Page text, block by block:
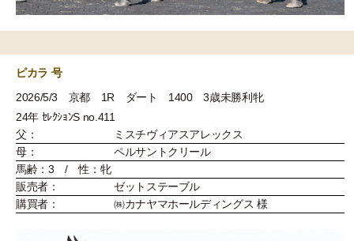
ピカラ 号
2026/5/3 京都 1R ダート 1400 3歳未勝利牝
24年 ｾﾚｸｼｮﾝS no.411
父：
ミスチヴィアスアレックス
母：
ペルサントクリール
馬齢：3 / 性：牝
販売者：
ゼットステーブル
購買者：
㈱カナヤマホールディングス 様